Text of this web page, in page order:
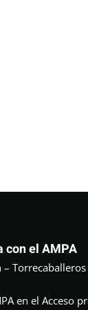
con el AMPA
–
en el Acceso